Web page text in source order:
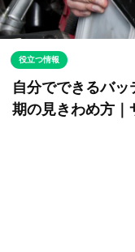
役立つ情報
自分でできるバ
期の見きわめ方｜